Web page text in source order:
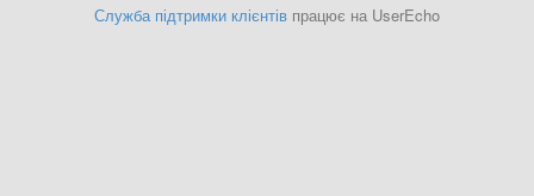
Служба підтримки клієнтів працює на UserEcho